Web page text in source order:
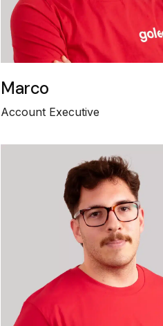
Marco
Account Executive